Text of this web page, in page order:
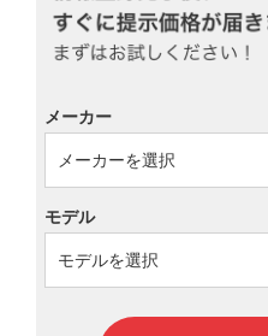
メーカー
モデル